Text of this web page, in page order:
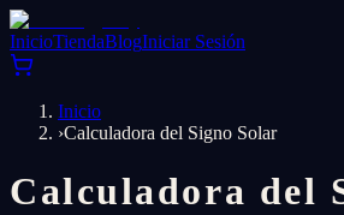
InicioTiendaBlogIniciar Sesión
Inicio
›Calculadora del Signo Solar
Calculadora del